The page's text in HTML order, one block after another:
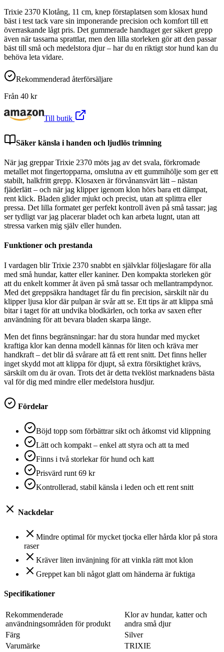
Trixie 2370 Klotång, 11 cm, knep förstaplatsen som klosax hund
bäst i test tack vare sin imponerande precision och komfort till ett
överraskande lågt pris. Det gummerade handtaget ger säkert grepp
även när tassarna sprattlar, men den lilla storleken gör att den passar
bäst till små och medelstora djur – har du en riktigt stor hund kan du
behöva leta vidare.
Rekommenderad återförsäljare
Från 40 kr
Till butik
Säker känsla i handen och ljudlös trimning
När jag greppar Trixie 2370 möts jag av det svala, förkromade
metallet mot fingertopparna, omslutna av ett gummihölje som ger ett
stabilt, halkfritt grepp. Klosaxen är förvånansvärt lätt – nästan
fjäderlätt – och när jag klipper igenom klon hörs bara ett dämpat,
rent klick. Bladen glider mjukt och precist, utan att splittra eller
pressa. Det lilla formatet ger perfekt kontroll även på små tassar; jag
ser tydligt var jag placerar bladet och kan arbeta lugnt, utan att
stressa varken mig själv eller hunden.
Funktioner och prestanda
I vardagen blir Trixie 2370 snabbt en självklar följeslagare för alla
med små hundar, katter eller kaniner. Den kompakta storleken gör
att du enkelt kommer åt även på små tassar och mellantrampdynor.
Med det greppsäkra handtaget får du fin precision, särskilt när du
klipper ljusa klor där pulpan är svår att se. Ett tips är att klippa små
bitar i taget för att undvika blodkärlen, och torka av saxen efter
användning för att bevara bladen skarpa länge.
Men det finns begränsningar: har du stora hundar med mycket
kraftiga klor kan denna modell kännas för liten och kräva mer
handkraft – det blir då svårare att få ett rent snitt. Det finns heller
inget skydd mot att klippa för djupt, så extra försiktighet krävs,
särskilt om du är ovan. Trots det är detta tveklöst marknadens bästa
val för dig med mindre eller medelstora husdjur.
Fördelar
Böjd topp som förbättrar sikt och åtkomst vid klippning
Lätt och kompakt – enkel att styra och att ta med
Finns i två storlekar för hund och katt
Prisvärd runt 69 kr
Kontrollerad, stabil känsla i leden och ett rent snitt
Nackdelar
Mindre optimal för mycket tjocka eller hårda klor på stora
raser
Kräver liten invänjning för att vinkla rätt mot klon
Greppet kan bli något glatt om händerna är fuktiga
Specifikationer
Rekommenderade
användningsområden för produkt
Klor av hundar, katter och
andra små djur
Färg
Silver
Varumärke
TRIXIE